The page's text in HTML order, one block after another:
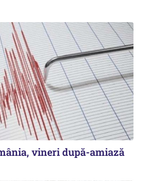
vineri după-amiază